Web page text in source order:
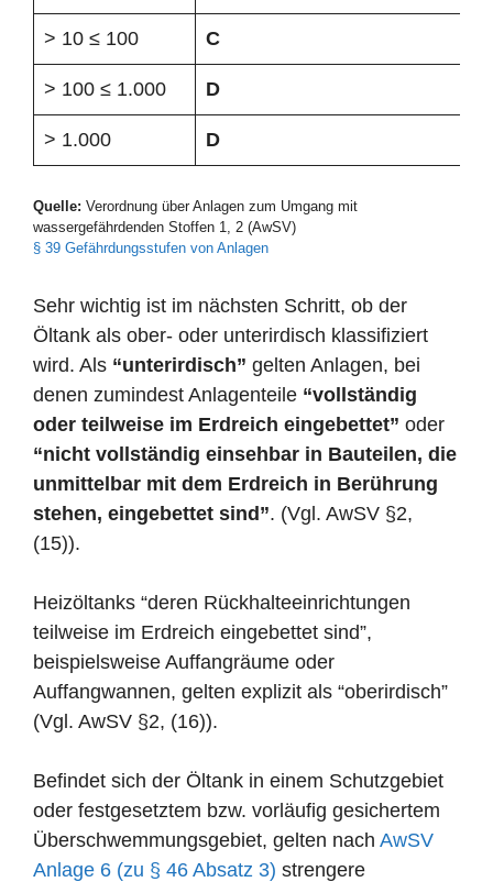
> 10 ≤ 100 C
> 100 ≤ 1.000 D
> 1.000 D
Quelle: Verordnung über Anlagen zum Umgang mit
wassergefährdenden Stoffen 1, 2 (AwSV)
§ 39 Gefährdungsstufen von Anlagen
Sehr wichtig ist im nächsten Schritt, ob der
Öltank als ober- oder unterirdisch klassifiziert
wird. Als “unterirdisch” gelten Anlagen, bei
denen zumindest Anlagenteile “vollständig
oder teilweise im Erdreich eingebettet” oder
“nicht vollständig einsehbar in Bauteilen, die
unmittelbar mit dem Erdreich in Berührung
stehen, eingebettet sind”. (Vgl. AwSV §2,
(15)).
Heizöltanks “deren Rückhalteeinrichtungen
teilweise im Erdreich eingebettet sind”,
beispielsweise Auffangräume oder
Auffangwannen, gelten explizit als “oberirdisch”
(Vgl. AwSV §2, (16)).
Befindet sich der Öltank in einem Schutzgebiet
oder festgesetztem bzw. vorläufig gesichertem
Überschwemmungsgebiet, gelten nach AwSV
Anlage 6 (zu § 46 Absatz 3) strengere